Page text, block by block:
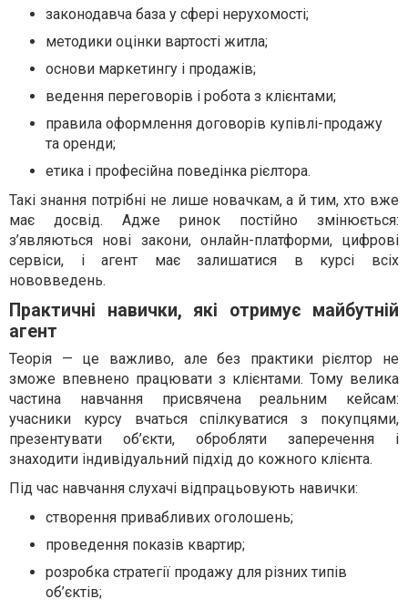
законодавча база у сфері нерухомості;
методики оцінки вартості житла;
основи маркетингу і продажів;
ведення переговорів і робота з клієнтами;
правила оформлення договорів купівлі-продажу
та оренди;
етика і професійна поведінка рієлтора.
Такі знання потрібні не лише новачкам, а й тим, хто вже
має досвід. Адже ринок постійно змінюється:
з’являються нові закони, онлайн-платформи, цифрові
сервіси, і агент має залишатися в курсі всіх
нововведень.
Практичні навички, які отримує майбутній
агент
Теорія — це важливо, але без практики рієлтор не
зможе впевнено працювати з клієнтами. Тому велика
частина навчання присвячена реальним кейсам:
учасники курсу вчаться спілкуватися з покупцями,
презентувати об’єкти, обробляти заперечення і
знаходити індивідуальний підхід до кожного клієнта.
Під час навчання слухачі відпрацьовують навички:
створення привабливих оголошень;
проведення показів квартир;
розробка стратегії продажу для різних типів
об’єктів;